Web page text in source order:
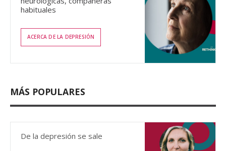
habituales
ACERCA DE LA DEPRESIÓN
MÁS POPULARES
De la depresión se sale